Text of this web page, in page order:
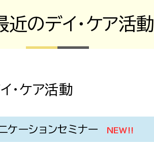
近のデイ・ケア活動
・ケア活動
ケーションセミナー NEW!!